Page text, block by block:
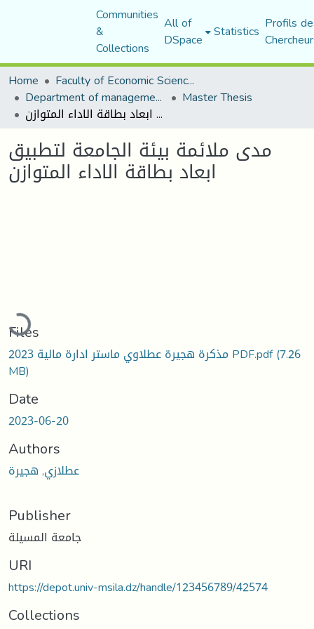
Communities
&
Collections
All of
DSpace Statistics Profils
Home
Faculty of Economic Sciences, Commerce and Management Sciences
Department of management sciences Master Thesis
مدى ملائمة بيئة الجامعة لتطبيق ابعاد بطاقة الاداء المتوازن
مدى ملائمة بيئة الجامعة لتطبيق
ابعاد بطاقة الاداء المتوازن
Files
مذكرة هجيرة عطلاوي ماستر ادارة مالية 2023 PDF.pdf(7.26
MB)
Date
2023-06-20
Authors
عطلازي, هجيرة
Publisher
جامعة المسيلة
URI
https://depot.univ-msila.dz/handle/123456789/42574
Collections